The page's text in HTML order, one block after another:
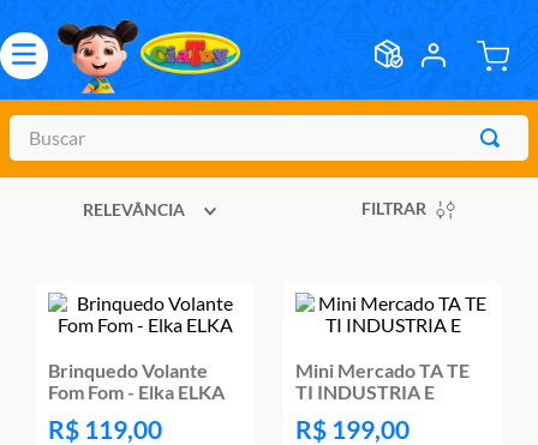
Buscar
RELEVÂNCIA FILTRAR
Brinquedo Volante
Fom Fom - Elka ELKA
R$ 119,00
Mini Mercado TA TE
TI INDUSTRIA E
R$ 199,00
TERMOS MAIS BUSCADOS
meninos
3º
barbie
5º
bebes
º
hot wheels